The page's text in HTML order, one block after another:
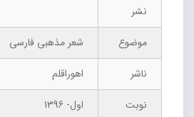
نشر
موضوع
شعر مذهبی فارسی
ناشر
اهوراقلم
نوبت
اول- 1396